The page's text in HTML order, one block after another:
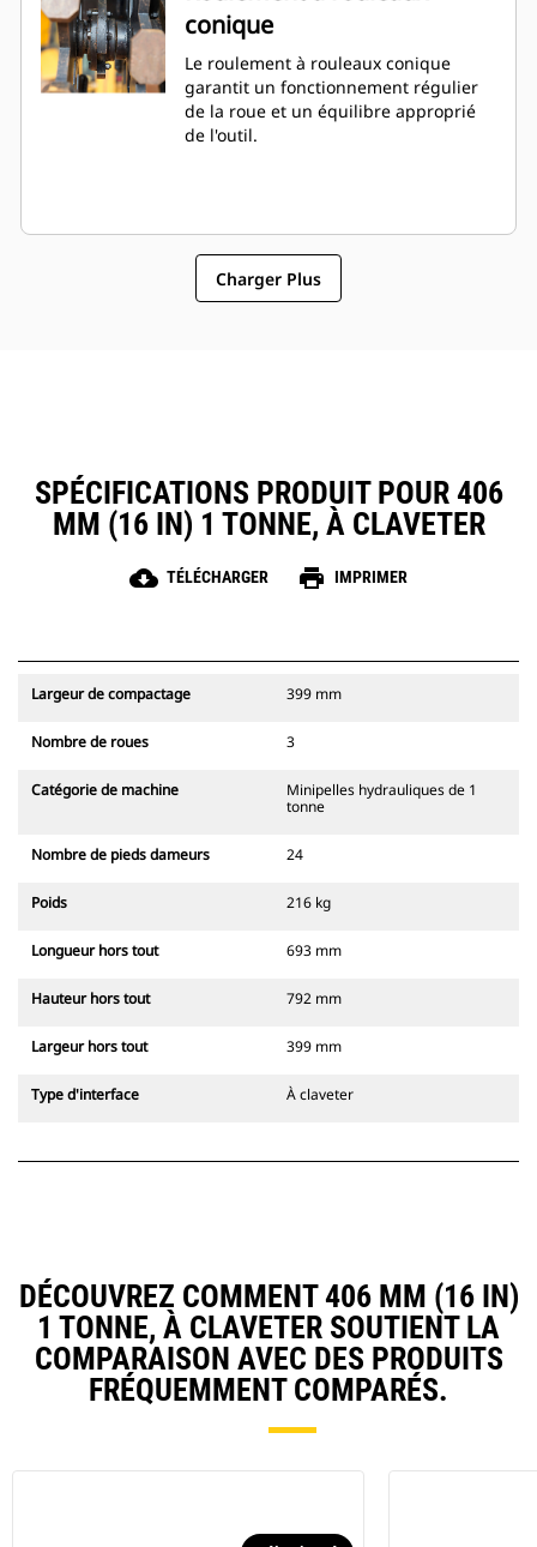
conique
Le roulement à rouleaux conique
garantit un fonctionnement régulier
de la roue et un équilibre approprié
de l'outil.
Charger Plus
SPÉCIFICATIONS PRODUIT POUR 406
MM (16 IN) 1 TONNE, À CLAVETER
cloud_download TÉLÉCHARGER print IMPRIMER
Largeur de compactage 399 mm
Nombre de roues 3
Catégorie de machine
Minipelles hydrauliques de 1
tonne
Nombre de pieds dameurs 24
Poids 216 kg
Longueur hors tout 693 mm
Hauteur hors tout 792 mm
Largeur hors tout 399 mm
Type d'interface À claveter
DÉCOUVREZ COMMENT 406 MM (16 IN)
1 TONNE, À CLAVETER SOUTIENT LA
COMPARAISON AVEC DES PRODUITS
FRÉQUEMMENT COMPARÉS.